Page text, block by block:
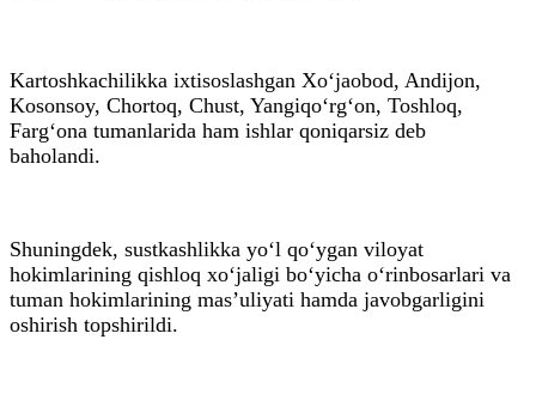
Kartoshkachilikka ixtisoslashgan Xo‘jaobod, Andijon,
Kosonsoy, Chortoq, Chust, Yangiqo‘rg‘on, Toshloq,
Farg‘ona tumanlarida ham ishlar qoniqarsiz deb
baholandi.
Shuningdek, sustkashlikka yo‘l qo‘ygan viloyat
hokimlarining qishloq xo‘jaligi bo‘yicha o‘rinbosarlari va
tuman hokimlarining mas’uliyati hamda javobgarligini
oshirish topshirildi.